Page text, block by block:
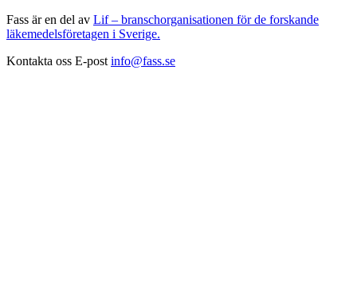
Fass är en del av Lif – branschorganisationen för de forskande
läkemedelsföretagen i Sverige.
Kontakta oss E-post info@fass.se